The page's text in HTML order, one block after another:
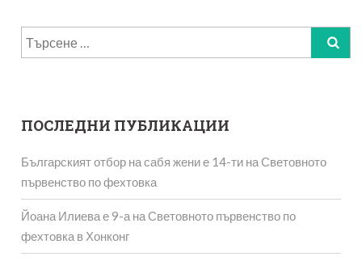
Търсене
за:
ПОСЛЕДНИ ПУБЛИКАЦИИ
Българският отбор на сабя жени е 14-ти на Световното
първенство по фехтовка
Йоана Илиева е 9-а на Световното първенство по
фехтовка в Хонконг